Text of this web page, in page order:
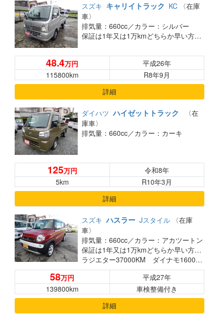
スズキ キャリイトラック KC
〈在庫
車〉
排気量：660cc／カラー：シルバー
保証は1年又は1万kmどちらか早い方です。総支払金額ですこの金額でのりだしです
48.4万円
平成26年
115800km
R8年9月
詳細
ダイハツ ハイゼットトラック
〈在
庫車〉
排気量：660cc／カラー：カーキ
125万円
令和8年
5km
R10年3月
詳細
スズキ ハスラー Jスタイル
〈在庫
車〉
排気量：660cc／カラー：アカツートン
保証は1年又は1万kmどちらか早い方です。総支払金額ですこの金額でのりだしです エンジン37000KM,オートマミッション45000KM,
ラジエター37000KM ダイナモ16000KM交換済み 機関絶好調
58万円
平成27年
139800km
車検整備付き
詳細